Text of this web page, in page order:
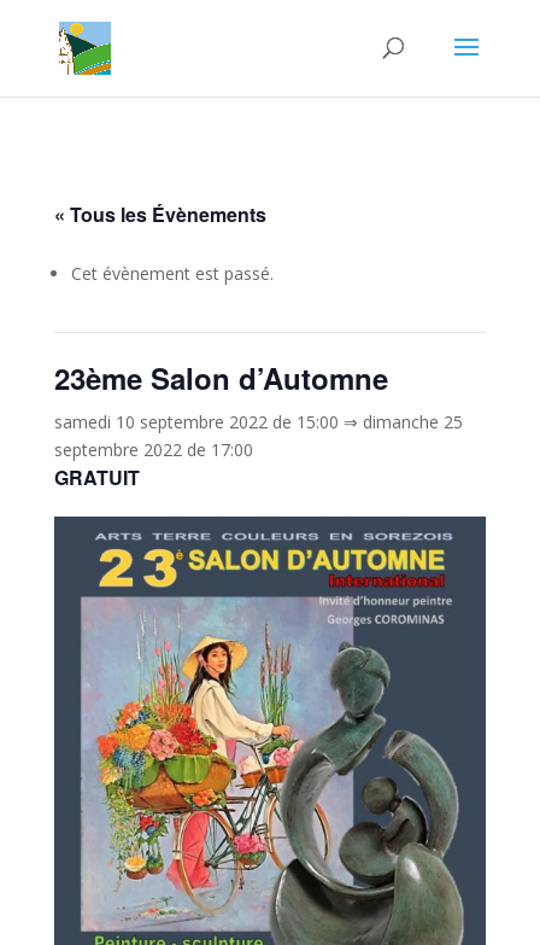
« Tous les Évènements
Cet évènement est passé.
23ème Salon d’Automne
samedi 10 septembre 2022 de 15:00 ⇒ dimanche 25
septembre 2022 de 17:00
GRATUIT